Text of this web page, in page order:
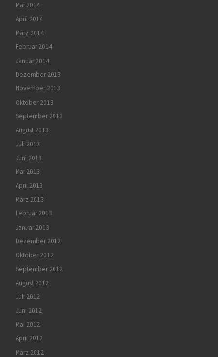
Mai 2014
April 2014
März 2014
Februar 2014
Januar 2014
Dezember 2013
November 2013
Oktober 2013
September 2013
August 2013
Juli 2013
Juni 2013
Mai 2013
April 2013
März 2013
Februar 2013
Januar 2013
Dezember 2012
Oktober 2012
September 2012
August 2012
Juli 2012
Juni 2012
Mai 2012
April 2012
März 2012